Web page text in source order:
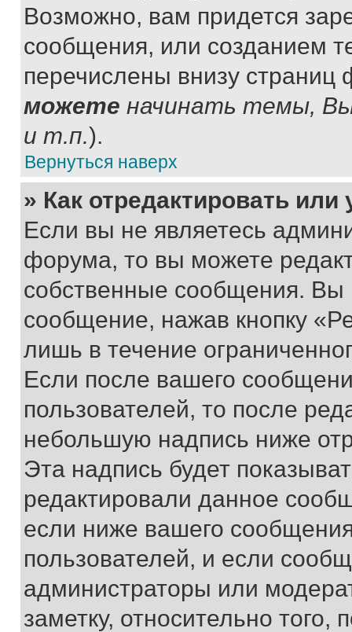
Возможно, вам придется
сообщения, или созданием
перечислены внизу
можете начинать темы,
и т.п.).
Вернуться наверх
» Как отредактировать
Если вы не являетесь
форума, то вы можете
собственные сообщения. Вы
сообщение, нажав кнопку
лишь в течение
Если после вашего
пользователей, то после
небольшую надпись ниже
Эта надпись будет
редактировали данное
если ниже вашего
пользователей, и если
администраторы или
заметку, относительно